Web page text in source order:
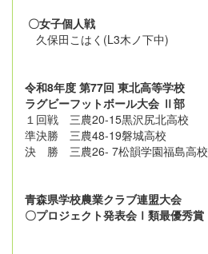
〇女子個人戦
久保田こはく(L3木ノ下中)
令和8年度 第77回 東北高等学校
ラグビーフットボール大会 Ⅱ部
１回戦 三農20-15黒沢尻北高校
準決勝 三農48-19磐城高校
決 勝 三農26- 7松韻学園福島高校
青森県学校農業クラブ連盟大会
〇プロジェクト発表会Ⅰ類最優秀賞